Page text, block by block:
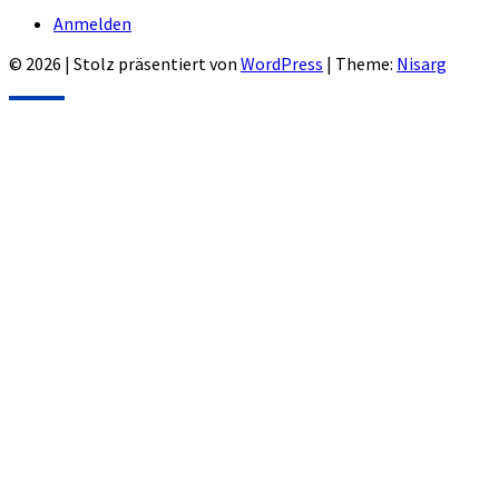
Anmelden
© 2026 | Stolz präsentiert von WordPress | Theme: Nisarg